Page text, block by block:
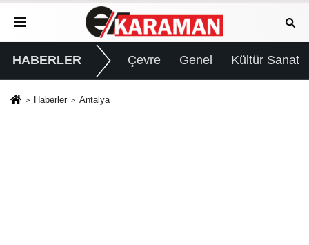
HABERLER Çevre Genel Kültür Sanat
Haberler Antalya